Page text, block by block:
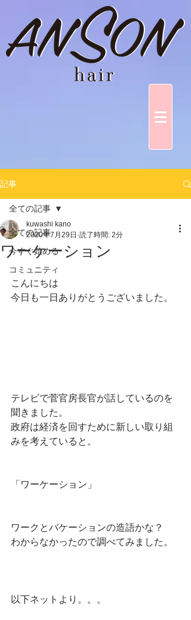
記事
全ての記事
今すぐ始める
コミュニティ
全ての記事
ワーケーション
kuwashi kano
2020年7月29日 読了時間: 2分
こんにちは
今日も一日ありがとうございました。
テレビで菅官房長官が話しているのを
聞きました。
政府は経済を回すために新しい取り組
みを考えていると。
「ワーケーション」
ワークとバケーションの造語かな？
わからなかったので調べてみました。
以下ネットより。。。